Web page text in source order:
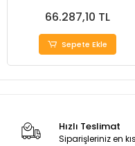
66.287,10 TL
Sepete Ekle
Hızlı Teslimat
Siparişleriniz en